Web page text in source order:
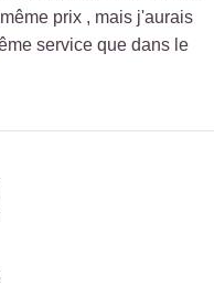
prix , mais j'aurais
service que dans le